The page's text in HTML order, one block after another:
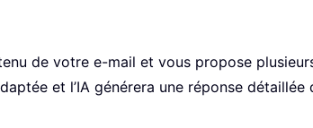
de votre e-mail et vous propose
et l’IA générera une réponse